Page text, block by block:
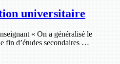
universitaire
« On a généralisé le
fin d’études secondaires …